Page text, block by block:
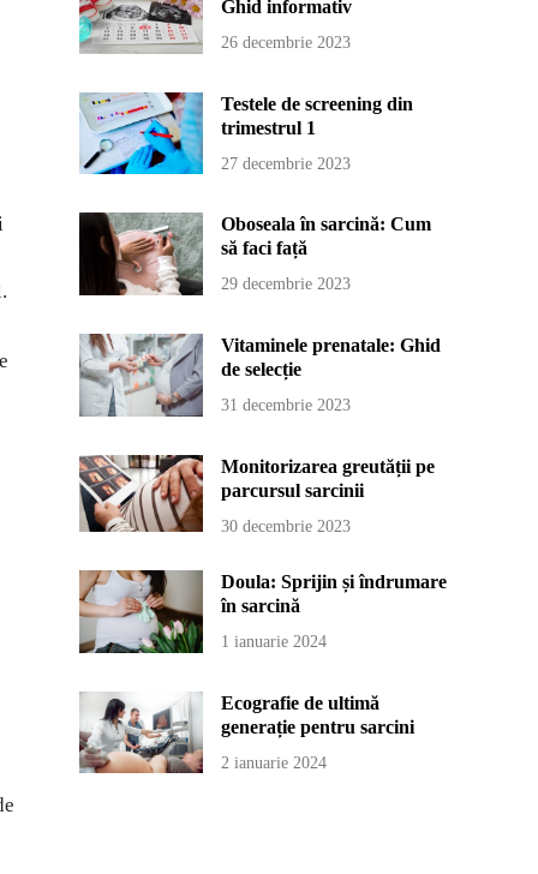
Ghid informativ
26 decembrie 2023
Testele de screening din
trimestrul 1
27 decembrie 2023
Oboseala în sarcină: Cum
să faci față
29 decembrie 2023
Vitaminele prenatale: Ghid
de selecție
31 decembrie 2023
Monitorizarea greutății pe
parcursul sarcinii
30 decembrie 2023
Doula: Sprijin și îndrumare
în sarcină
1 ianuarie 2024
Ecografie de ultimă
generație pentru sarcini
2 ianuarie 2024